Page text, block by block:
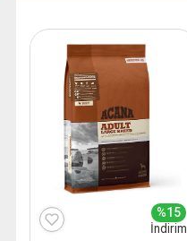
%15
İndirim